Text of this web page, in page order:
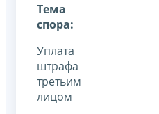
Тема
спора:
Уплата
штрафа
третьим
лицом